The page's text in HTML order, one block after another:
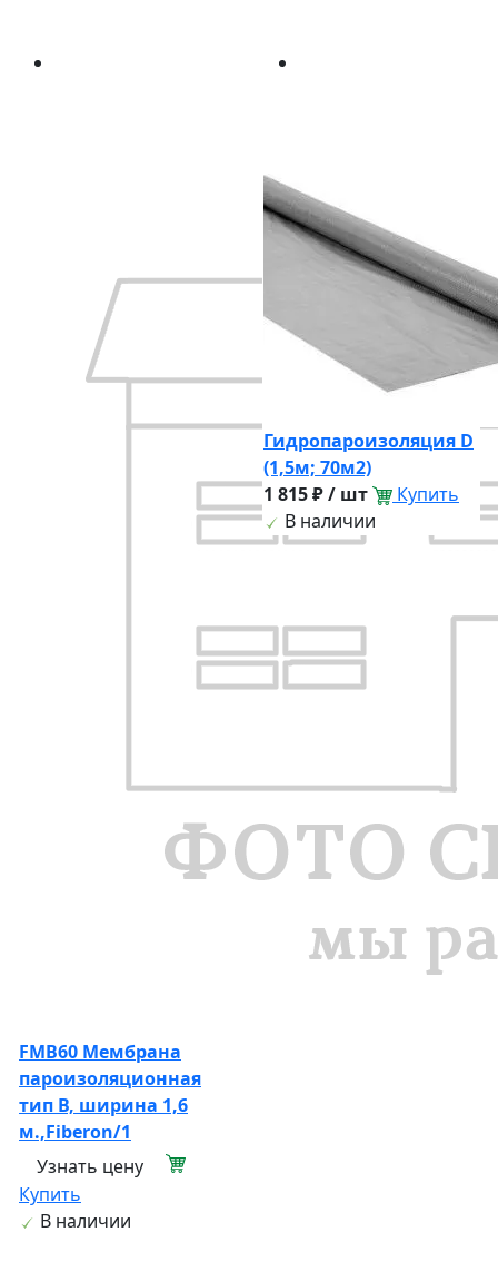
FMB60 Мембрана
пароизоляционная
тип В, ширина 1,6
м.,Fiberon/1
Узнать цену
Купить
В наличии
Гидропароизоляция D
(1,5м; 70м2)
1 815 ₽ / шт
Купить
В наличии